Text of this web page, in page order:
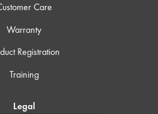
Care
Warranty
Registration
Training
Legal